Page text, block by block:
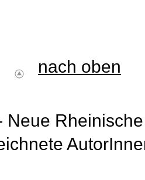
nach oben
Neue